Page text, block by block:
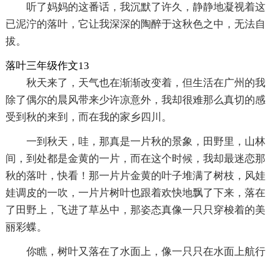
听了妈妈的这番话，我沉默了许久，静静地凝视着这
已泥泞的落叶，它让我深深的陶醉于这秋色之中，无法自
拔。
落叶三年级作文13
秋天来了，天气也在渐渐改变着，但生活在广州的我
除了偶尔的晨风带来少许凉意外，我却很难那么真切的感
受到秋的来到，而在我的家乡四川。
一到秋天，哇，那真是一片秋的景象，田野里，山林
间，到处都是金黄的一片，而在这个时候，我却最迷恋那
秋的落叶，快看！那一片片金黄的叶子堆满了树枝，风娃
娃调皮的一吹，一片片树叶也跟着欢快地飘了下来，落在
了田野上，飞进了草丛中，那姿态真像一只只穿梭着的美
丽彩蝶。
你瞧，树叶又落在了水面上，像一只只在水面上航行